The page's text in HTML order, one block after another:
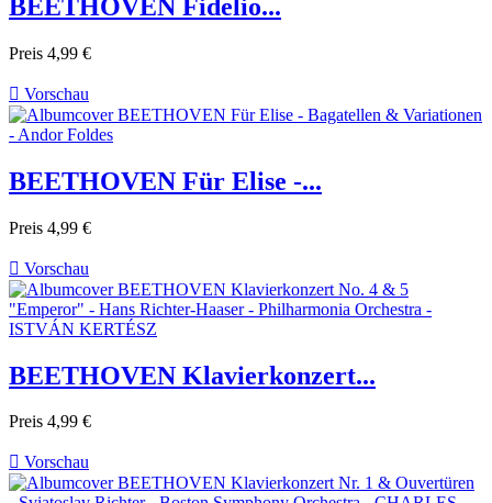
BEETHOVEN Fidelio...
Preis 4,99 €
 Vorschau
BEETHOVEN Für Elise -...
Preis 4,99 €
 Vorschau
BEETHOVEN Klavierkonzert...
Preis 4,99 €
 Vorschau